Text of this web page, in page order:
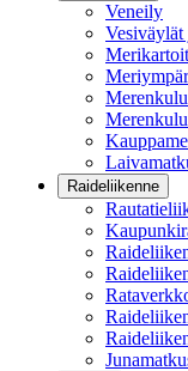
Veneily
Vesiväylät
Raideliikenne